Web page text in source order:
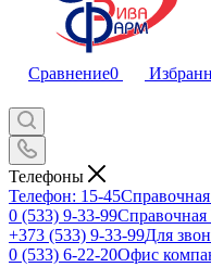
Сравнение0
Телефоны
Телефон: 15-45
0 (533) 9-33-99
+373 (533) 9-33-99Для
0 (533) 6-22-20Офис